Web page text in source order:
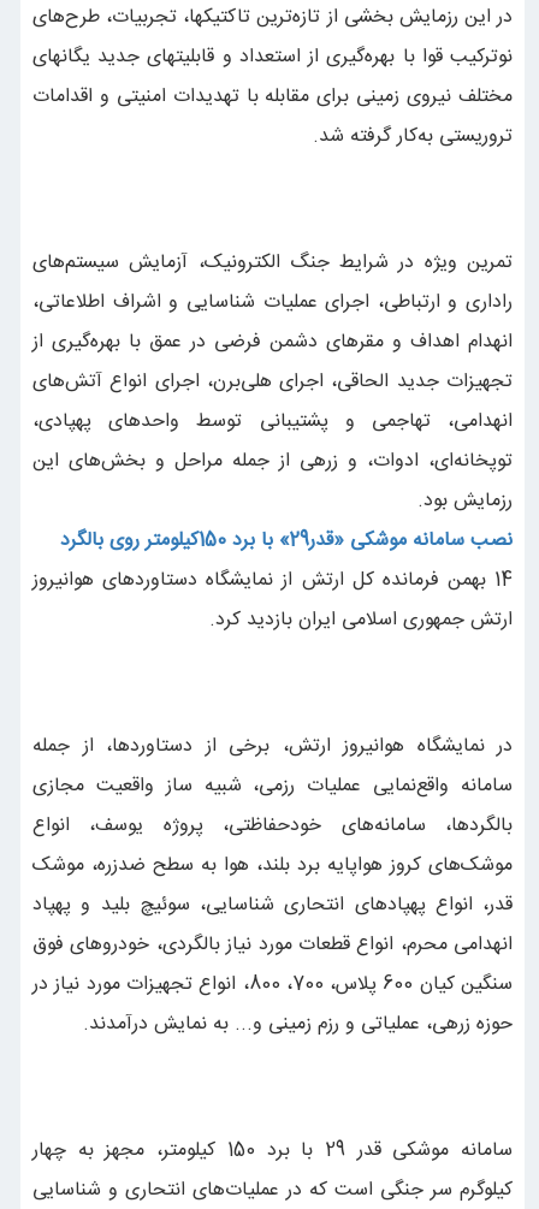
در این رزمایش بخشی از تازه‌ترین تاکتیکها، تجربیات، طرح‌های
نوترکیب قوا با بهره‌گیری از استعداد و قابلیتهای جدید یگانهای
مختلف نیروی زمینی برای مقابله با تهدیدات امنیتی و اقدامات
تروریستی به‌کار گرفته شد.
تمرین ویژه در شرایط جنگ الکترونیک، آزمایش سیستم‌های
راداری و ارتباطی، اجرای عملیات شناسایی و اشراف اطلاعاتی،
انهدام اهداف و مقرهای دشمن فرضی در عمق با بهره‌گیری از
تجهیزات جدید الحاقی، اجرای هلی‌برن، اجرای انواع آتش‌های
انهدامی، تهاجمی و پشتیبانی توسط واحدهای پهپادی،
توپخانه‌ای، ادوات، و زرهی از جمله مراحل و بخش‌های این
رزمایش بود.
نصب سامانه موشکی «قدر29» با برد 150کیلومتر روی بالگرد
14 بهمن فرمانده کل ارتش از نمایشگاه دستاوردهای هوانیروز
ارتش جمهوری اسلامی ایران بازدید کرد.
در نمایشگاه هوانیروز ارتش، برخی از دستاوردها، از جمله
سامانه واقع‌نمایی عملیات رزمی، شبیه ساز واقعیت مجازی
بالگردها، سامانه‌های خودحفاظتی، پروژه یوسف، انواع
موشک‌های کروز هواپایه برد بلند، هوا به سطح ضدزره، موشک
قدر، انواع پهپاد‌های انتحاری شناسایی، سوئیچ بلید و پهپاد
انهدامی محرم، انواع قطعات مورد نیاز بالگردی، خودروهای فوق
سنگین کیان 600 پلاس، 700، 800، انواع تجهیزات مورد نیاز در
حوزه زرهی، عملیاتی و رزم زمینی و... به نمایش درآمدند.
سامانه موشکی قدر 29 با برد 150 کیلومتر، مجهز به چهار
کیلوگرم سر جنگی است که در عملیات‌های انتحاری و شناسایی